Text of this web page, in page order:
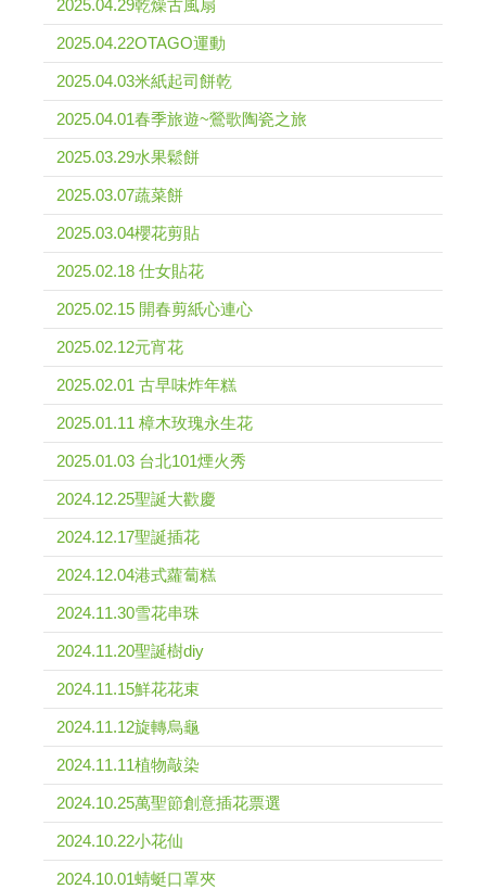
2025.04.29乾燥古風扇
2025.04.22OTAGO運動
2025.04.03米紙起司餅乾
2025.04.01春季旅遊~鶯歌陶瓷之旅
2025.03.29水果鬆餅
2025.03.07蔬菜餅
2025.03.04櫻花剪貼
2025.02.18 仕女貼花
2025.02.15 開春剪紙心連心
2025.02.12元宵花
2025.02.01 古早味炸年糕
2025.01.11 樟木玫瑰永生花
2025.01.03 台北101煙火秀
2024.12.25聖誕大歡慶
2024.12.17聖誕插花
2024.12.04港式蘿蔔糕
2024.11.30雪花串珠
2024.11.20聖誕樹diy
2024.11.15鮮花花束
2024.11.12旋轉烏龜
2024.11.11植物敲染
2024.10.25萬聖節創意插花票選
2024.10.22小花仙
2024.10.01蜻蜓口罩夾